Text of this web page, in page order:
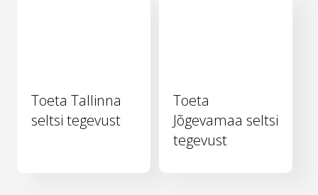
Toeta Tallinna
seltsi tegevust
Toeta
Jõgevamaa seltsi
tegevust